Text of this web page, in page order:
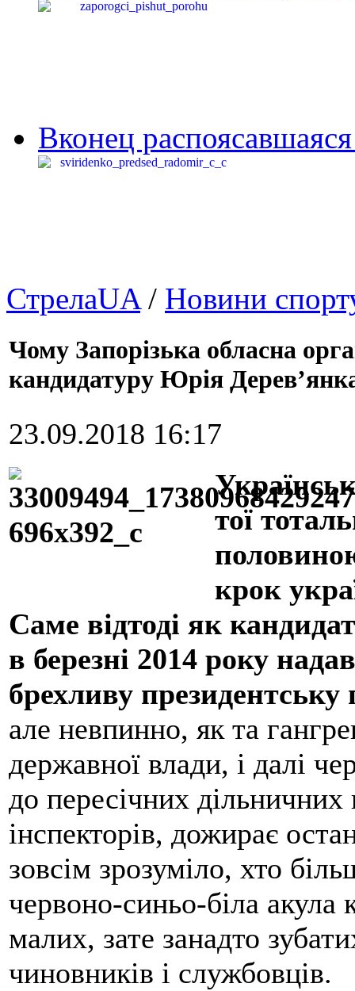
Вконец
СтрелаUA/ Новини
Чому Запорізька обласна
кандидатуру Юрія
23.09.2018 16:17
тої
крок
Саме відтоді як
в березні 2014 року
брехливу президентську
але невпинно, як та
державної влади, і далі
до пересічних
інcпекторів, дожирає
зовсім зрозуміло, хто
червоно-синьо-біла акула
малих, зате занадто
чиновників і службовців.